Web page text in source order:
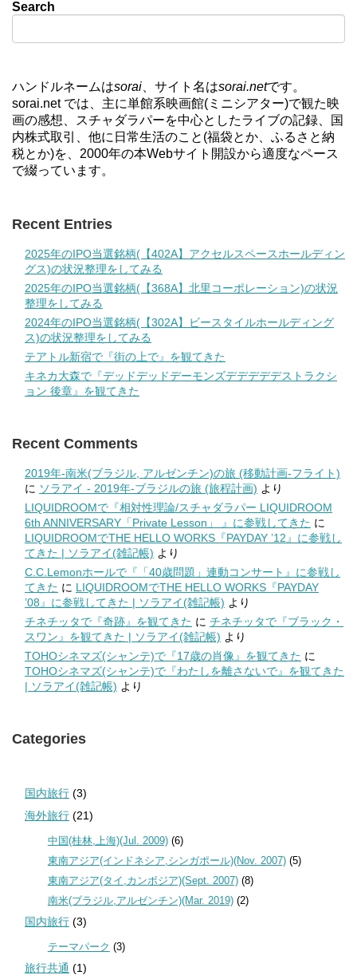
Search
ハンドルネームはsorai 、サイト名はsorai.netです。
sorai.net では、主に単館系映画館(ミニシアター)で観た映
画の感想、スチャダラパーを中心としたライブの記録、国
内株式取引、他に日常生活のこと(福袋とか、ふるさと納
税とか)を、2000年の本Webサイト開設から適度なペース
で綴っています。
Recent Entries
2025年のIPO当選銘柄(【402A】アクセルスペースホールディン
グス)の状況整理をしてみる
2025年のIPO当選銘柄(【368A】北里コーポレーション)の状況
整理をしてみる
2024年のIPO当選銘柄(【302A】ビースタイルホールディング
ス)の状況整理をしてみる
テアトル新宿で『街の上で』を観てきた
キネカ大森で『デッドデッドデーモンズデデデデデストラクシ
ョン 後章』を観てきた
Recent Comments
2019年-南米(ブラジル, アルゼンチン)の旅 (移動計画-フライト)
に ソラアイ - 2019年-ブラジルの旅 (旅程計画) より
LIQUIDROOMで『相対性理論/スチャダラパー LIQUIDROOM
6th ANNIVERSARY「Private Lesson」 』に参戦してきた に
LIQUIDROOMでTHE HELLO WORKS『PAYDAY ’12』に参戦し
てきた | ソラアイ(雑記帳) より
C.C.Lemonホールで『「40歳問題」連動コンサート』に参戦し
てきた に LIQUIDROOMでTHE HELLO WORKS『PAYDAY
’08』に参戦してきた | ソラアイ(雑記帳) より
チネチッタで『奇跡』を観てきた に チネチッタで『ブラック・
スワン』を観てきた | ソラアイ(雑記帳) より
TOHOシネマズ(シャンテ)で『17歳の肖像』を観てきた に
TOHOシネマズ(シャンテ)で『わたしを離さないで』を観てきた
| ソラアイ(雑記帳) より
Categories
国内旅行 (3)
海外旅行 (21)
中国(桂林,上海)(Jul. 2009)(6)
東南アジア(インドネシア,シンガポール)(Nov. 2007)(5)
東南アジア(タイ,カンボジア)(Sept. 2007)(8)
南米(ブラジル,アルゼンチン)(Mar. 2019)(2)
国内旅行 (3)
テーマパーク (3)
旅行共通 (1)